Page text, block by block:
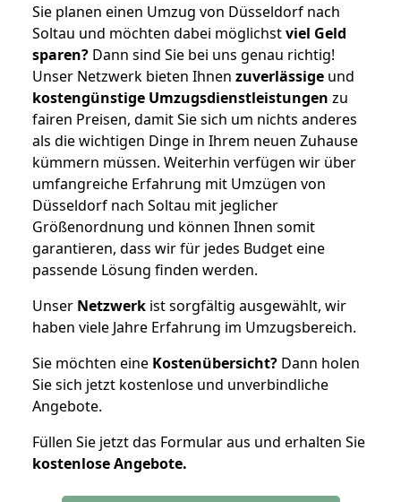
Sie planen einen Umzug von Düsseldorf nach
Soltau und möchten dabei möglichstviel Geld
sparen? Dann sind Sie bei uns genau richtig!
Unser Netzwerk bieten Ihnen zuverlässige und
kostengünstige Umzugsdienstleistungen zu
fairen Preisen, damit Sie sich um nichts anderes
als die wichtigen Dinge in Ihrem neuen Zuhause
kümmern müssen. Weiterhin verfügen wir über
umfangreiche Erfahrung mit Umzügen von
Düsseldorf nach Soltau mit jeglicher
Größenordnung und können Ihnen somit
garantieren, dass wir für jedes Budget eine
passende Lösung finden werden.
Unser Netzwerk ist sorgfältig ausgewählt, wir
haben viele Jahre Erfahrung im Umzugsbereich.
Sie möchten eine Kostenübersicht? Dann holen
Sie sich jetzt kostenlose und unverbindliche
Angebote.
Füllen Sie jetzt das Formular aus und erhalten Sie
kostenloseAngebote.